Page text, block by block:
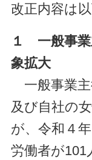
改正内容は
１ 一般事業
象拡大
一般事業主
及び自社の
が、令和４
労働者が101